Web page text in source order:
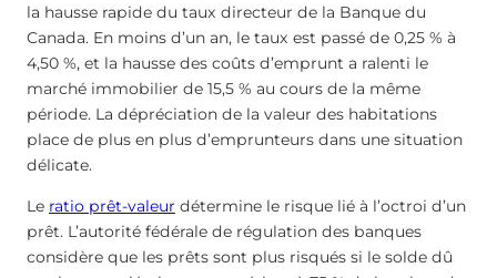
la hausse rapide du taux directeur de la Banque du
Canada. En moins d’un an, le taux est passé de 0,25 % à
4,50 %, et la hausse des coûts d’emprunt a ralenti le
marché immobilier de 15,5 % au cours de la même
période. La dépréciation de la valeur des habitations
place de plus en plus d’emprunteurs dans une situation
délicate.
Le ratio prêt-valeur détermine le risque lié à l’octroi d’un
prêt. L’autorité fédérale de régulation des banques
considère que les prêts sont plus risqués si le solde dû